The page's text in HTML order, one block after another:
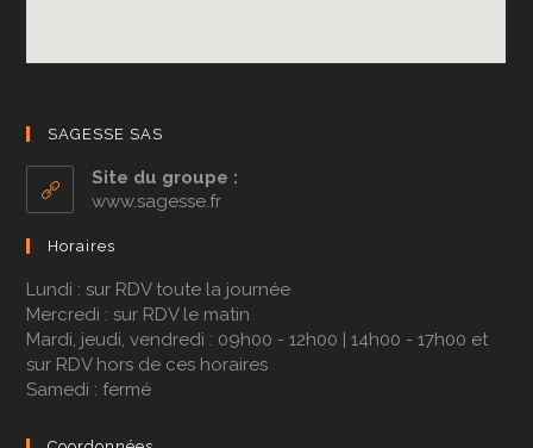
SAGESSE SAS
Site du groupe :
www.sagesse.fr
Horaires
Lundi : sur RDV toute la journée
Mercredi : sur RDV le matin
Mardi, jeudi, vendredi : 09h00 - 12h00 | 14h00 - 17h00 et
sur RDV hors de ces horaires
Samedi : fermé